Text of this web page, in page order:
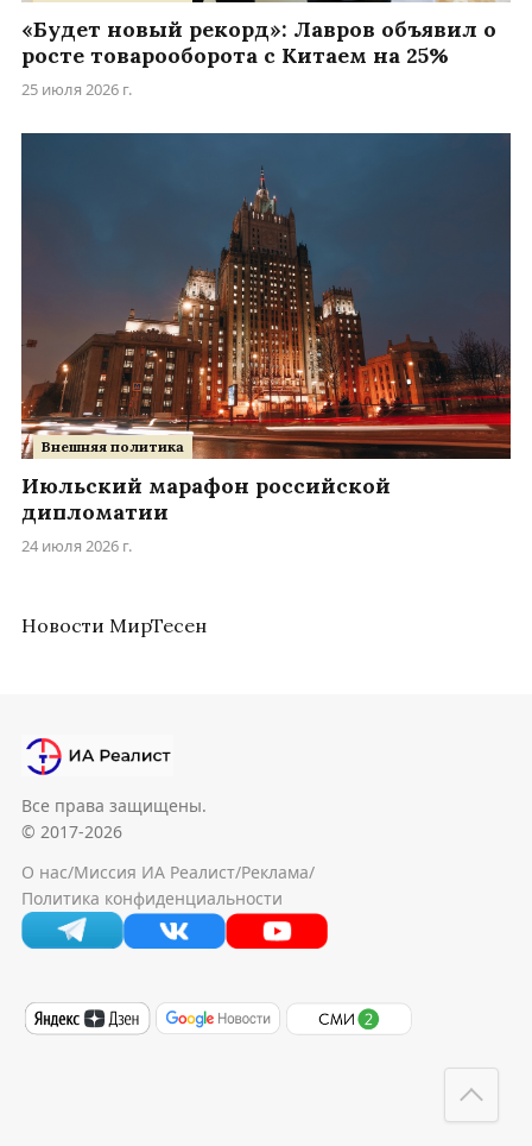
«Будет новый рекорд»: Лавров объявил о
росте товарооборота с Китаем на 25%
25 июля 2026 г.
Внешняя политика
Июльский марафон российской
дипломатии
24 июля 2026 г.
Новости МирТесен
Все права защищены.
© 2017-2026
О нас/Миссия ИА Реалист/Реклама/
Политика конфиденциальности